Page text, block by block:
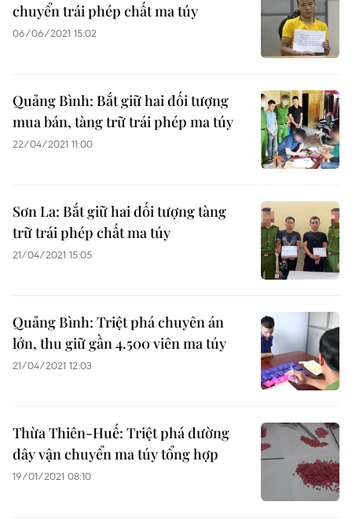
chuyển trái phép chất ma túy
06/06/2021 15:02
Quảng Bình: Bắt giữ hai đối tượng
mua bán, tàng trữ trái phép ma túy
22/04/2021 11:00
Sơn La: Bắt giữ hai đối tượng tàng
trữ trái phép chất ma túy
21/04/2021 15:05
Quảng Bình: Triệt phá chuyên án
lớn, thu giữ gần 4.500 viên ma túy
21/04/2021 12:03
Thừa Thiên-Huế: Triệt phá đường
dây vận chuyển ma túy tổng hợp
19/01/2021 08:10